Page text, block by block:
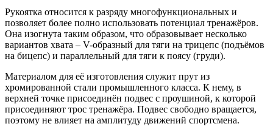
Рукоятка относится к разряду многофункциональных и
позволяет более полно использовать потенциал тренажёров.
Она изогнута таким образом, что образовывает несколько
вариантов хвата – V-образный для тяги на трицепс (подъёмов
на бицепс) и параллельный для тяги к поясу (груди).
Материалом для её изготовления служит прут из
хромированной стали промышленного класса. К нему, в
верхней точке присоединён подвес с проушиной, к которой
присоединяют трос тренажёра. Подвес свободно вращается,
поэтому не влияет на амплитуду движений спортсмена.